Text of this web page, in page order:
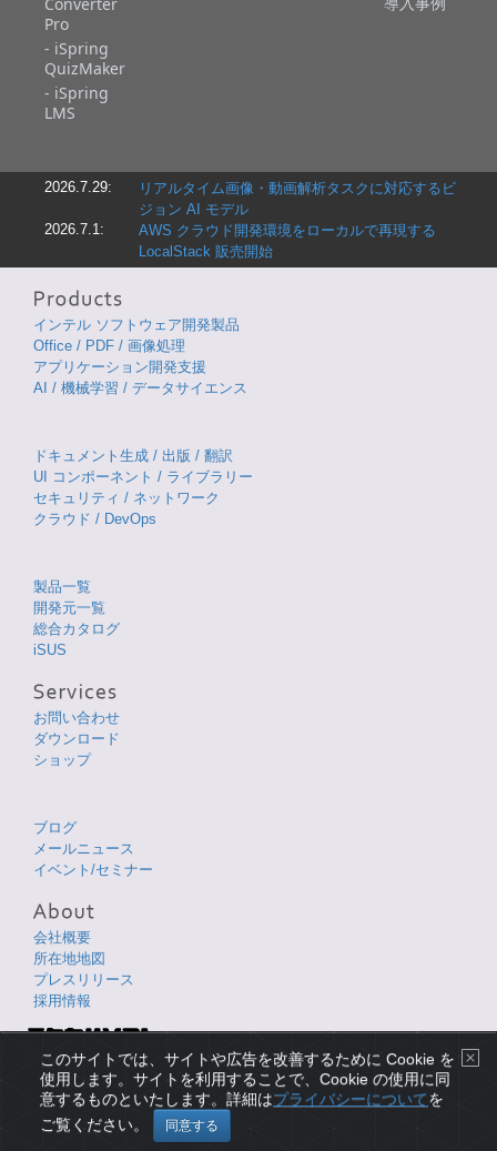
Pro
- iSpring
QuizMaker
- iSpring
LMS
2026.7.29:
リアルタイム画像・動画解析タスクに対応するビ
ジョン AI モデル
2026.7.1:
AWS クラウド開発環境をローカルで再現する
LocalStack 販売開始
インテル ソフトウェア開発製品
Office / PDF / 画像処理
アプリケーション開発支援
AI / 機械学習 / データサイエンス
ドキュメント生成 / 出版 / 翻訳
UI コンポーネント / ライブラリー
セキュリティ / ネットワーク
クラウド / DevOps
製品一覧
開発元一覧
総合カタログ
iSUS
お問い合わせ
ダウンロード
ショップ
ブログ
メールニュース
イベント/セミナー
会社概要
所在地地図
プレスリリース
採用情報
Copyright © 1998-2026 XLsoft Corporation. All Rights Reserved.
各製品名は、各社の商標または登録商標です。
プライバシーについて|使用条件 |サイトマップ| English Page
このサイトでは、サイトや広告を改善するために Cookie を
使用します。サイトを利用することで、Cookie の使用に同
意するものといたします。詳細はプライバシーについてを
ご覧ください。
同意する